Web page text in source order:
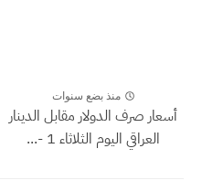
منذ بضع سنوات
أسعار صرف الدولار مقابل الدينار
العراقي اليوم الثلاثاء 1 -...